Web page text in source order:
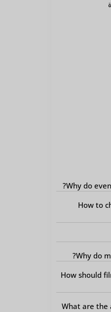
Why do
How to
Why do
How should
What are the